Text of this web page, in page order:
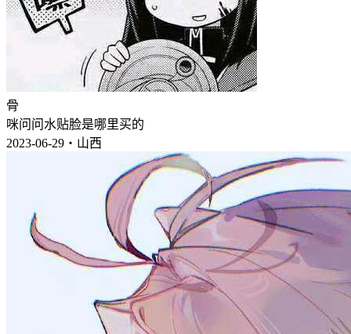
骨
咪问问水贴脸是哪里买的
2023-06-29・山西